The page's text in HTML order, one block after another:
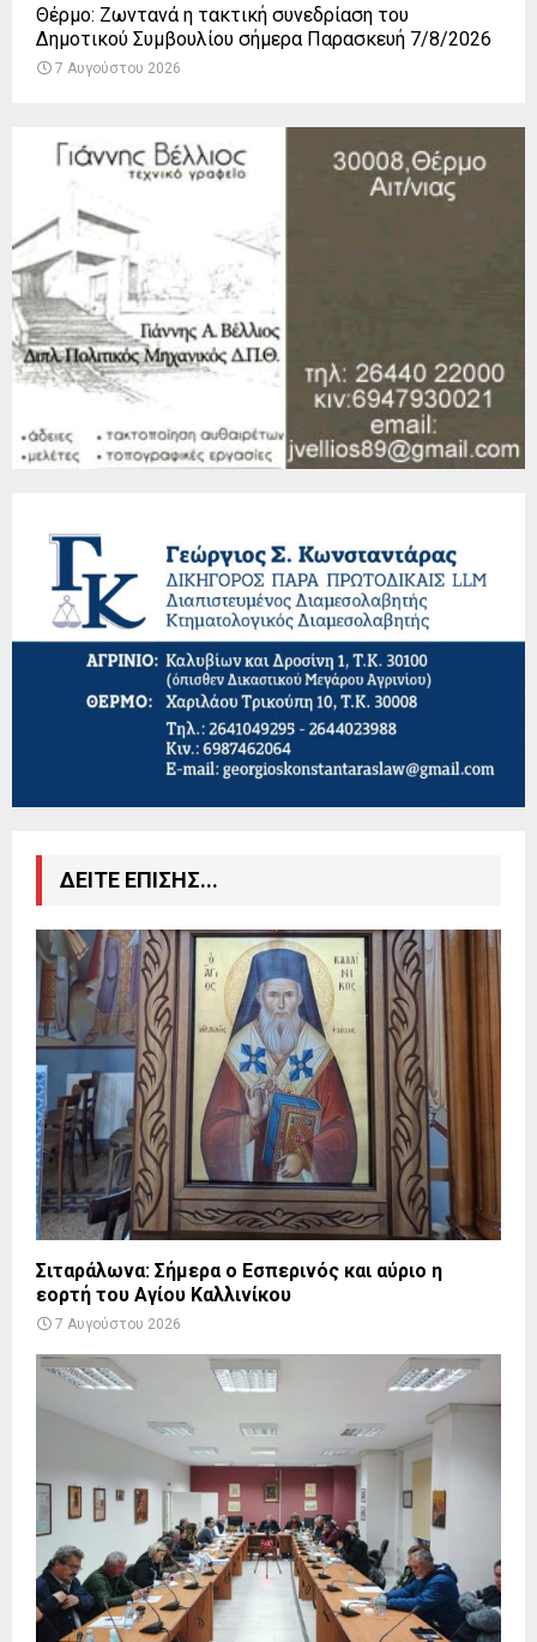
Θέρμο: Ζωντανά η τακτική συνεδρίαση του
Δημοτικού Συμβουλίου σήμερα Παρασκευή 7/8/2026
7 Αυγούστου 2026
ΔΕΙΤΕ ΕΠΙΣΗΣ...
Σιταράλωνα: Σήμερα ο Εσπερινός και αύριο η
εορτή του Αγίου Καλλινίκου
7 Αυγούστου 2026